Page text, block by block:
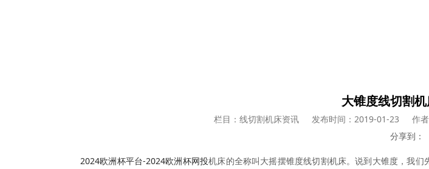
大锥度线切割
栏目：线切割机床资讯 发布时间：2019-01-23 作
分享到：
2024欧洲杯平台-2024欧洲杯网投机床的全称叫大摇摆锥度线切割机床。说到大锥度，我